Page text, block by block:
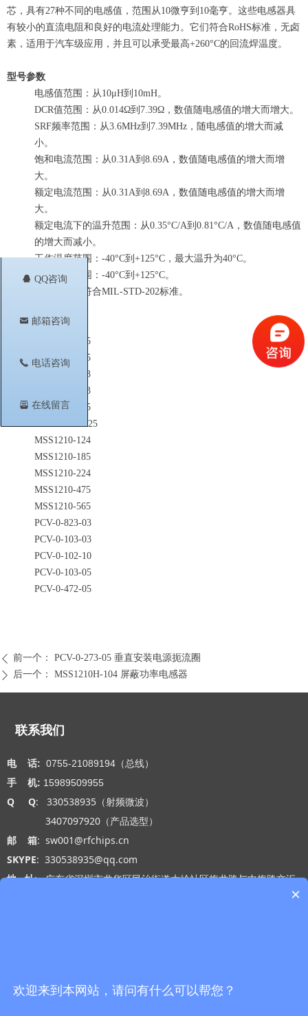
뀩 QQ咨询
낂 邮箱咨询
끅 电话咨询
뀣 在线留言
芯，具有27种不同的电感值，范围从10微亨到10毫亨。这些电感器具
有较小的直流电阻和良好的电流处理能力。它们符合RoHS标准，无卤
素，适用于汽车级应用，并且可以承受最高+260°C的回流焊温度。
型号参数
电感值范围：从10μH到10mH。
DCR值范围：从0.014Ω到7.39Ω，数值随电感值的增大而增大。
SRF频率范围：从3.6MHz到7.39MHz，随电感值的增大而减
小。
饱和电流范围：从0.31A到8.69A，数值随电感值的增大而增
大。
额定电流范围：从0.31A到8.69A，数值随电感值的增大而增
大。
额定电流下的温升范围：从0.35°C/A到0.81°C/A，数值随电感值
的增大而减小。
工作温度范围：-40°C到+125°C，最大温升为40°C。
存储温度范围：-40°C到+125°C。
清洗耐性：符合MIL-STD-202标准。
相关型号
MSS1210-685
MSS1210-105
MSS1210-473
MSS1210-683
MSS1210-825
MSS1210H-225
MSS1210-124
MSS1210-185
MSS1210-224
MSS1210-475
MSS1210-565
PCV-0-823-03
PCV-0-103-03
PCV-0-102-10
PCV-0-103-05
PCV-0-472-05
ꄴ 前一个： PCV-0-273-05 垂直安装电源扼流圈
ꄲ 后一个： MSS1210H-104 屏蔽功率电感器
联系我们
电 话: 0755-21089194（总线）
手 机: 15989509955
Q Q: 330538935（射频微波）
3407097920（产品选型）
邮 箱: sw001@rfchips.cn
SKYPE: 330538935@qq.com
地 址: 广东省深圳市龙华区民治街道大岭社区梅龙路与中梅路交汇
×
欢迎来到本网站，请问有什么可以帮您？